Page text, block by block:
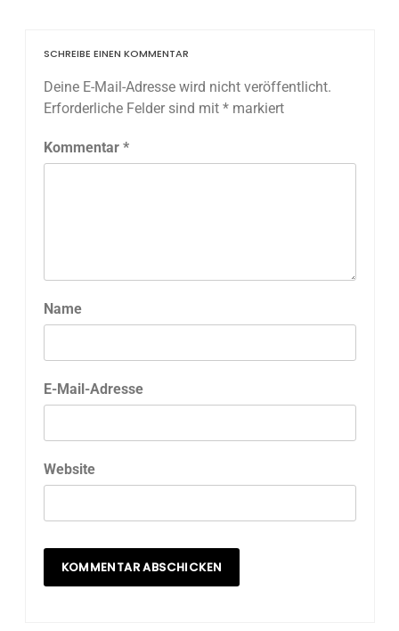
SCHREIBE EINEN KOMMENTAR
Deine E-Mail-Adresse wird nicht veröffentlicht.
Erforderliche Felder sind mit *markiert
Kommentar *
Name
E-Mail-Adresse
Website